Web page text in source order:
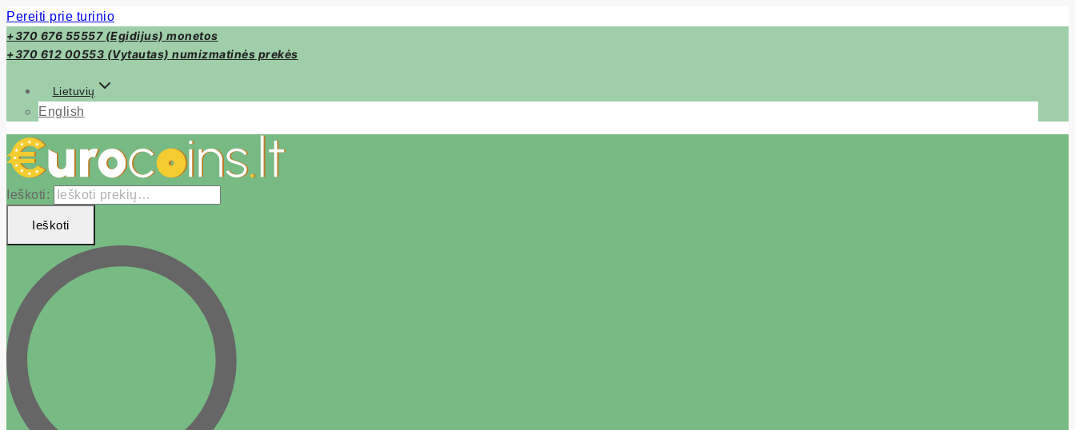
Pereiti prie turinio
+370 676 55557 (Egidijus) monetos
+370 612 00553 (Vytautas) numizmatinės prekės
Lietuvių
English
Ieškoti:
Ieškoti